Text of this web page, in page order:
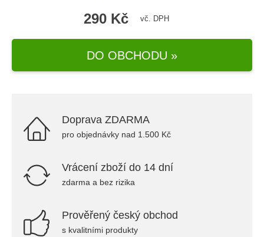
290 Kč vč. DPH
DO OBCHODU »
Doprava ZDARMA
pro objednávky nad 1.500 Kč
Vrácení zboží do 14 dní
zdarma a bez rizika
Prověřený český obchod
s kvalitními produkty